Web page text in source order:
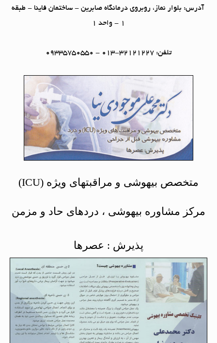
آدرس: بلوار نماز، روبروی درمانگاه صابرین - ساختمان فاینا - طبقه
تلفن: 32121227-013 - 09335750550
متخصص بیهوشی و مراقبتهای ویژه (ICU)
مرکز مشاوره بیهوشی ، دردهای حاد و مزمن
پذیرش : عصرها